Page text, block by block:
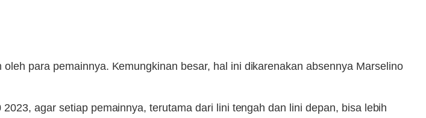
para pemainnya. Kemungkinan besar, hal ini dikarenakan absennya Marselino
agar setiap pemainnya, terutama dari lini tengah dan lini depan, bisa lebih